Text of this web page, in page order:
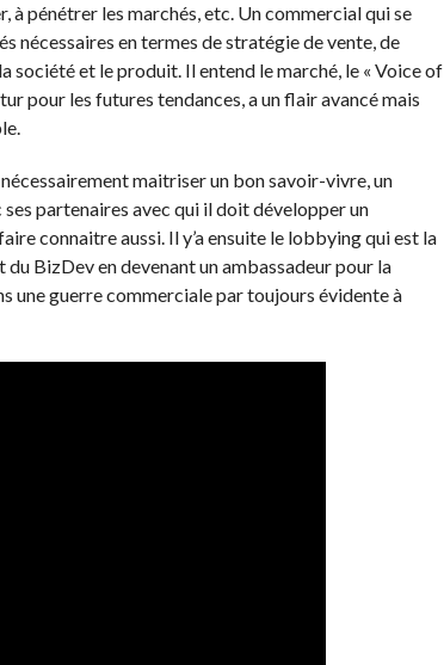
pénétrer les marchés, etc. Un commercial qui se
nécessaires en termes de stratégie de vente, de
société et le produit. Il entend le marché, le « Voice of
pour les futures tendances, a un flair avancé mais
maitriser un bon savoir-vivre, un
partenaires avec qui il doit développer un
connaitre aussi. Il y’a ensuite le lobbying qui est la
BizDev en devenant un ambassadeur pour la
une guerre commerciale par toujours évidente à